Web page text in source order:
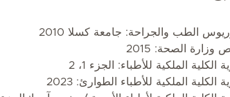
الطب والجراحة: جامعة كسلا 2010
وزارة الصحة: 2015
الكلية الملكية للأطباء: الجزء 1، 2
الكلية الملكية للأطباء الطوارئ: 2023